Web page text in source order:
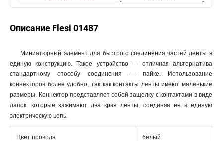
Описание Flesi 01487
Миниатюрный элемент для быстрого соединения частей ленты в
единую конструкцию. Такое устройство — отличная альтернатива
стандартному способу соединения — пайке. Использование
коннекторов более удобно, так как контакты ленты имеют маленькие
размеры. Коннектор представляет собой защелку с контактами в виде
лапок, которые зажимают два края ленты, соединяя ее в единую
электрическую цепь.
Цвет провода белый